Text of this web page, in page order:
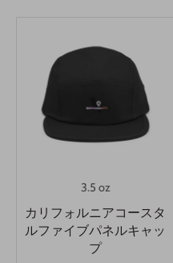
3.5 oz
カリフォルニアコースタ
ルファイブパネルキャッ
プ